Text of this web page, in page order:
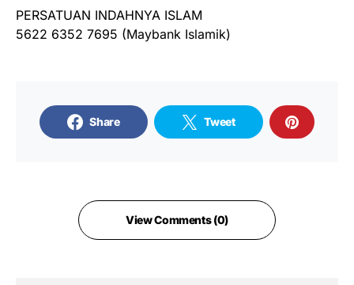
PERSATUAN INDAHNYA ISLAM
5622 6352 7695 (Maybank Islamik)
Share Tweet
View Comments (0)